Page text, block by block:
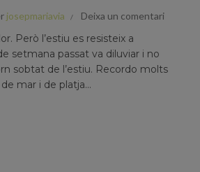
josepmariavia Deixa un comentari
Però l’estiu es resisteix a
setmana passat va diluviar i no
sobtat de l’estiu. Recordo molts
mar i de platja...